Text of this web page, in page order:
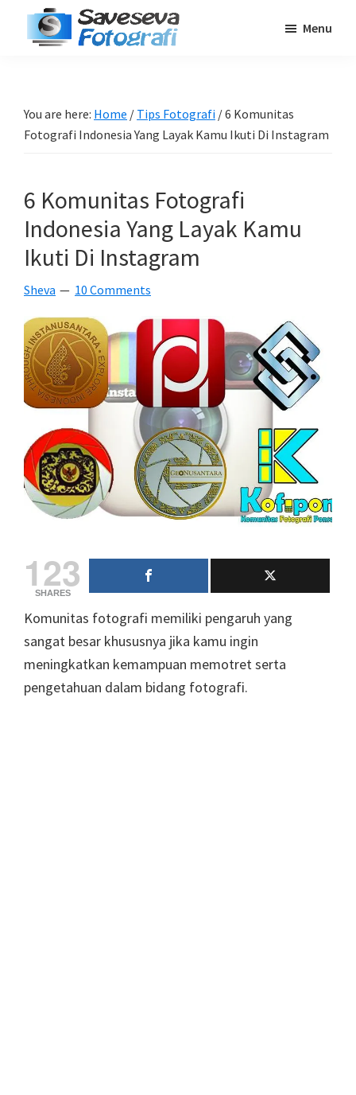
Pemula
-
Tutorial
-
Berita
-
Traveling
Menu
You are here: Home / Tips Fotografi /6 Komunitas
Fotografi Indonesia Yang Layak Kamu Ikuti Di Instagram
6 Komunitas Fotografi
Indonesia Yang Layak Kamu
Ikuti Di Instagram
Sheva 10 Comments
123
SHARES
Komunitas fotografi memiliki pengaruh yang
sangat besar khususnya jika kamu ingin
meningkatkan kemampuan memotret serta
pengetahuan dalam bidang fotografi.